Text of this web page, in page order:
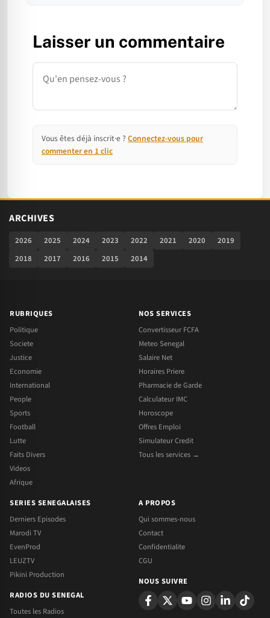
Laisser un commentaire
Commentaire
Vous êtes déjà inscrit·e ? Connectez-vous pour
commenter en 1 clic
ARCHIVES
2026 2025 2024 2023 2022 2021 2020
2019
2018
2017 2016 2015 2014
RUBRIQUES
Politique
Societe
Justice
Economie
International
People
Sports
Football
Lutte
Faits Divers
Videos
Afrique
NOS SERVICES
Convertisseur FCFA
Meteo Senegal
Salaire Net
Horaires Priere
Pharmacie de Garde
Calculateur IMC
Horoscope
Offres Emploi
Simulateur Credit
Tous les services →
SERIES SENEGALAISES
Derniers Episodes
Marodi TV
EvenProd
LEUZTV
Pikini Production
RADIOS DU SENEGAL
Toutes les Radios
A PROPOS
Qui sommes-nous
Contact
Confidentialite
CGU
NOUS SUIVRE